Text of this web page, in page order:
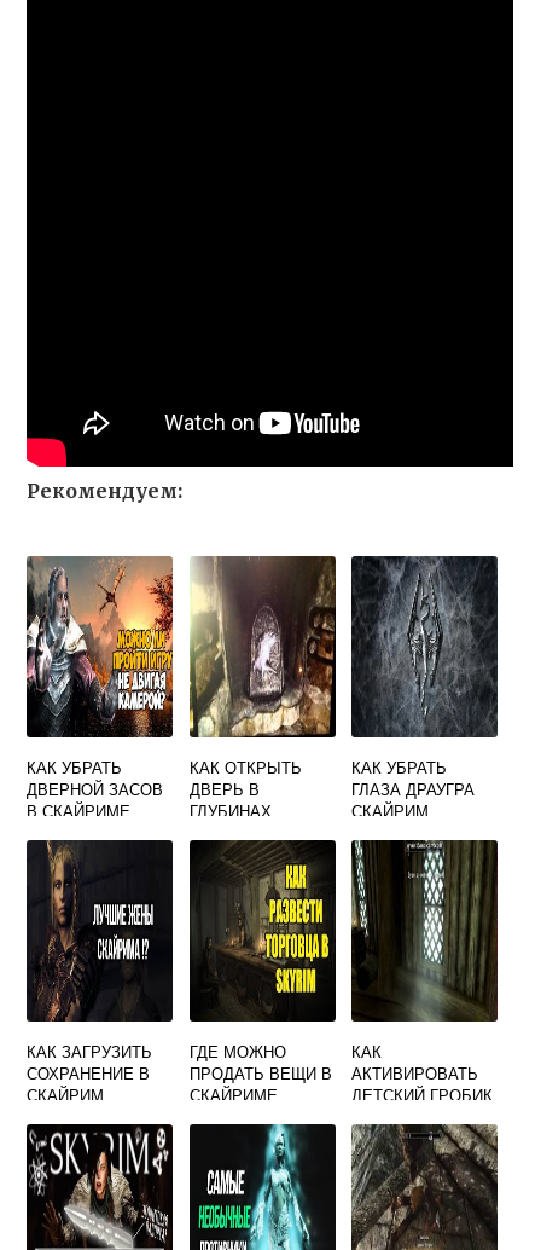
Рекомендуем:
КАК УБРАТЬ
ДВЕРНОЙ ЗАСОВ
В СКАЙРИМЕ
КАК ОТКРЫТЬ
ДВЕРЬ В
ГЛУБИНАХ
СКАЙРИМ
КАК УБРАТЬ
ГЛАЗА ДРАУГРА
СКАЙРИМ
КАК ЗАГРУЗИТЬ
СОХРАНЕНИЕ В
СКАЙРИМ
ГДЕ МОЖНО
ПРОДАТЬ ВЕЩИ В
СКАЙРИМЕ
КАК
АКТИВИРОВАТЬ
ДЕТСКИЙ ГРОБИК